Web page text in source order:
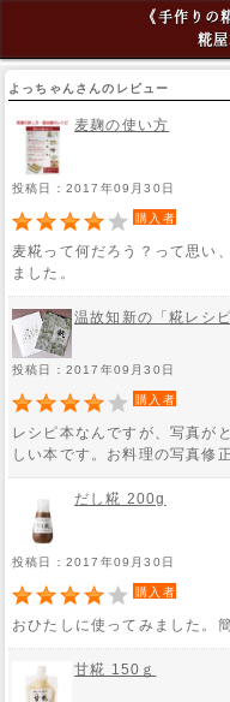
《手作りの
糀
よっちゃんさんのレビュー
麦麹の使い方
投稿日：2017年09月30日
購入者
麦糀って何だろう？って思い
ました。
温故知新の「糀レシピ
投稿日：2017年09月30日
購入者
レシピ本なんですが、写真が
しい本です。お料理の写真修
だし糀 200g
投稿日：2017年09月30日
購入者
おひたしに使ってみました。
甘糀 150ｇ